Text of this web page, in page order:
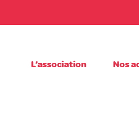
L’association Nos